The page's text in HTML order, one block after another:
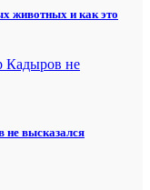
животных и как это
не высказался